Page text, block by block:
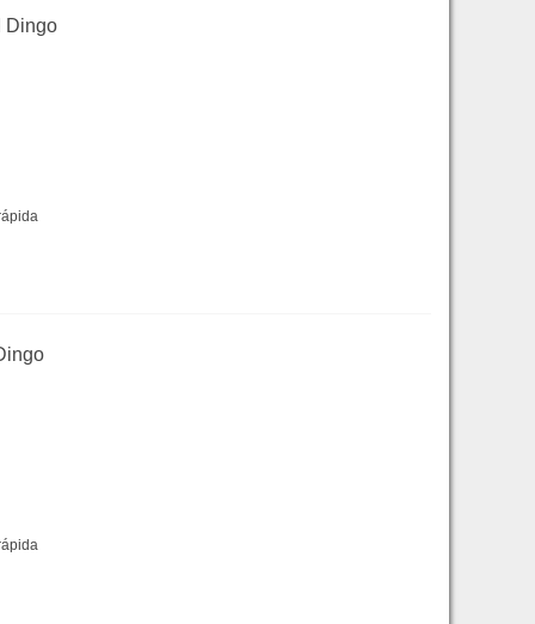
Dingo